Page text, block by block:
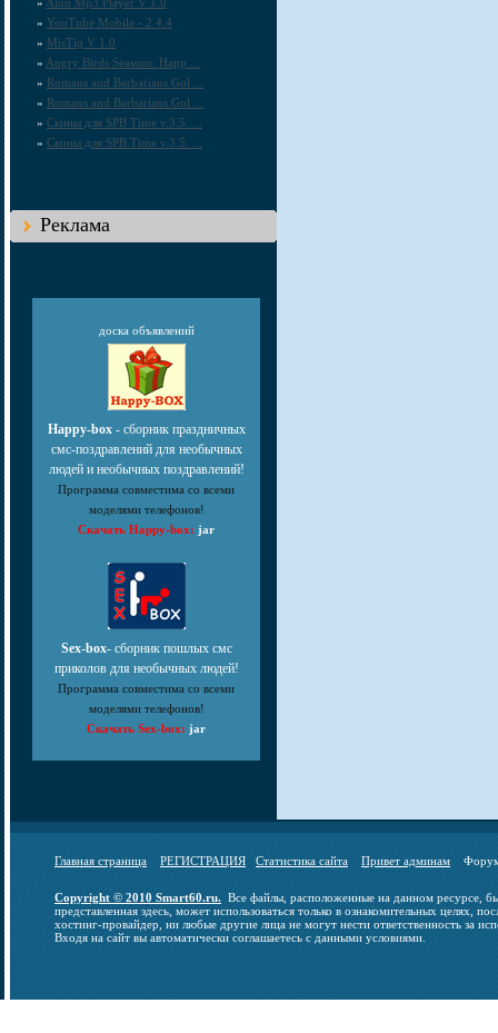
» YouTube Mobile - 2.4.4
» MisTiq V 1.0
» Angry Birds Seasons: Happ ...
» Romans and Barbarians Gol ...
» Romans and Barbarians Gol ...
» Скины для SPB Time v.3.5. ...
» Скины для SPB Time v.3.5. ...
Реклама
доска объявлений
Happy-box - сборник праздничных
смс-поздравлений для необычных
людей и необычных поздравлений!
Программа совместима со всеми
моделями телефонов!
Скачать Happy-box: jar
Sex-box- сборник пошлых смс
приколов для необычных людей!
Программа совместима со всеми
моделями телефонов!
Скачать Sex-box: jar
Главная страница РЕГИСТРАЦИЯ Статистика сайта Привет админам
Copyright © 2010 Smart60.ru. Все файлы, расположенные на данном ресурсе,
представленная здесь, может использоваться только в ознакомительных целях,
хостинг-провайдер, ни любые другие лица не могут нести ответственность за
Входя на сайт вы автоматически соглашаетесь с данными условиями.